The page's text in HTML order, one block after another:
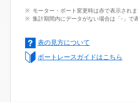
モーター・ボート変更時は赤で表示されま
集計期間内にデータがない場合は「-」で
表の見方について
ボートレースガイドはこちら